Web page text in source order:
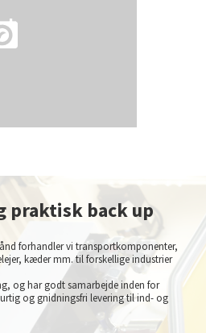
praktisk back up
forhandler vi transportkomponenter,
kæder mm. til forskellige industrier
og har godt samarbejde inden for
og gnidningsfri levering til ind- og